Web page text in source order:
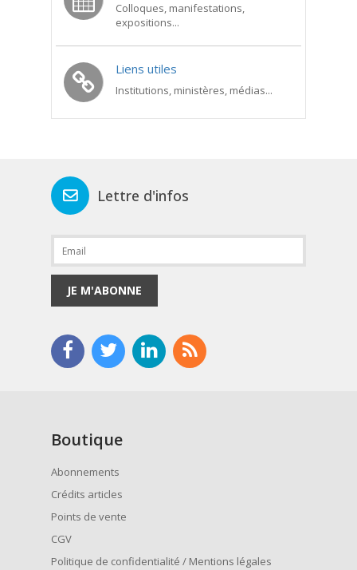
Colloques, manifestations,
expositions...
Liens utiles
Institutions, ministères, médias...
Lettre d'infos
JE M'ABONNE
Boutique
Abonnements
Crédits articles
Points de vente
CGV
Politique de confidentialité / Mentions légales